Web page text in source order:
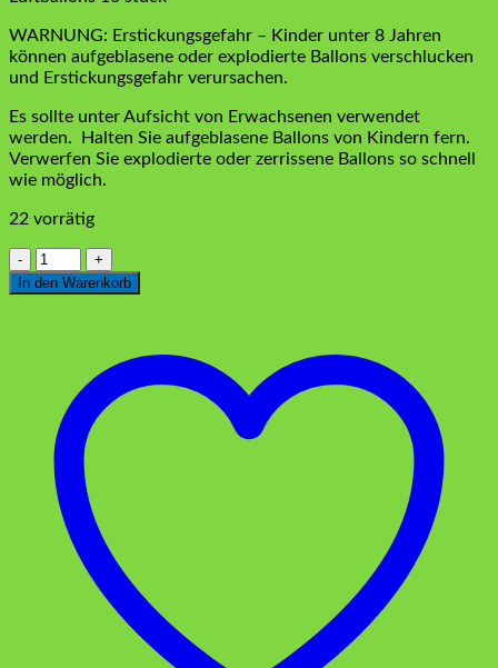
WARNUNG: Erstickungsgefahr – Kinder unter 8 Jahren
können aufgeblasene oder explodierte Ballons verschlucken
und Erstickungsgefahr verursachen.
Es sollte unter Aufsicht von Erwachsenen verwendet
werden.
Halten Sie aufgeblasene Ballons von Kindern fern.
Verwerfen Sie explodierte oder zerrissene Ballons so schnell
wie möglich.
22 vorrätig
Luftballon
Rot
10
In den Warenkorb